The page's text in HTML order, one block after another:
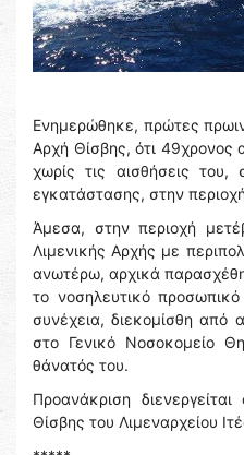
Ενημερώθηκε, πρώτες
Αρχή Θίσβης, ότι 49χρονος
χωρίς τις αισθήσεις του,
εγκατάστασης, στην
Άμεσα, στην περιοχή
Λιμενικής Αρχής με
ανωτέρω, αρχικά
το νοσηλευτικό
συνέχεια, διεκομίσθη
στο Γενικό Νοσοκομείο
θάνατός του.
Προανάκριση
Θίσβης του Λιμεναρχείου